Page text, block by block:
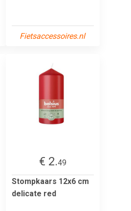
Fietsaccessoires.nl
€ 2.49
Stompkaars 12x6 cm
delicate red